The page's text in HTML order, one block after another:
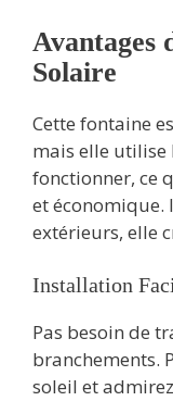
Avantages
Solaire
Cette fontaine
mais elle utilise
fonctionner, ce
et économique.
extérieurs, elle
Installation
Pas besoin de
branchements.
soleil et